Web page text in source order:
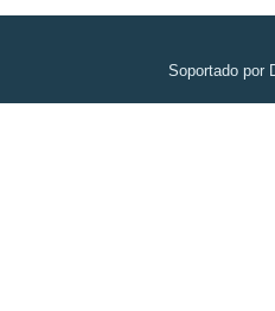
Soportado por